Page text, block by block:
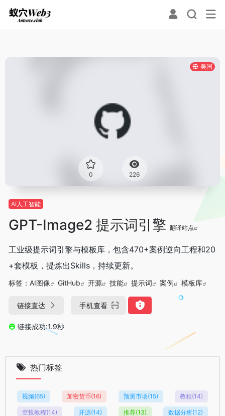
美国
0 226
AI人工智能
GPT-Image2 提示词引擎 翻译站点
工业级提示词引擎与模板库，包含470+案例逆向工程和20
+套模板，提炼出Skills，持续更新。
标签： AI图像 GitHub 开源 技能 提示词 案例 模板库
链接直达 手机查看
链接成功:1.9秒
热门标签
视频(65) 加密货币(16) 预测市场(15) 教程(14)
空投教程(14) 开源(14) 推荐(13) 数据分析(12)